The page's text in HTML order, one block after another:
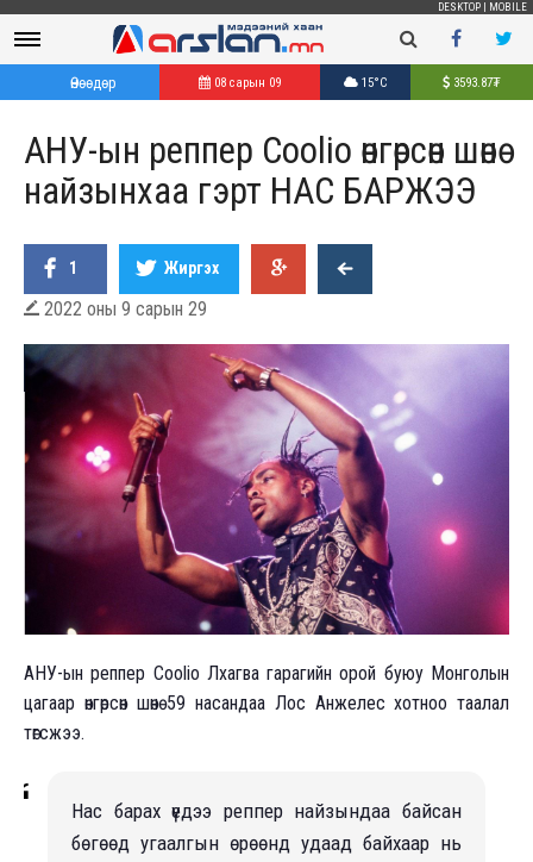
DESKTOP MOBILE
Өнөөдөр 08 сарын 09 15°C 3593.87₮
АНУ-ын реппер Coolio өнгөрсөн шөнө
найзынхаа гэрт НАС БАРЖЭЭ
1 Жиргэх
 2022 оны 9 сарын 29
АНУ-ын реппер Coolio Лхагва гарагийн орой буюу Монголын
цагаар өнгөрсөн шөнө 59 насандаа Лос Анжелес хотноо таалал
төгсжээ.
Нас барах үедээ реппер найзындаа байсан
бөгөөд угаалгын өрөөнд удаад байхаар нь